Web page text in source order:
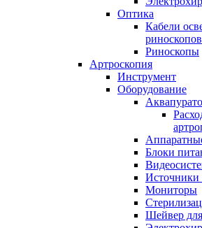
Оптика
Кабели
риноскопов
Риноскопы
Артроскопия
Инструмент
Оборудование
Блоки
Источники
Мониторы
Шейвер